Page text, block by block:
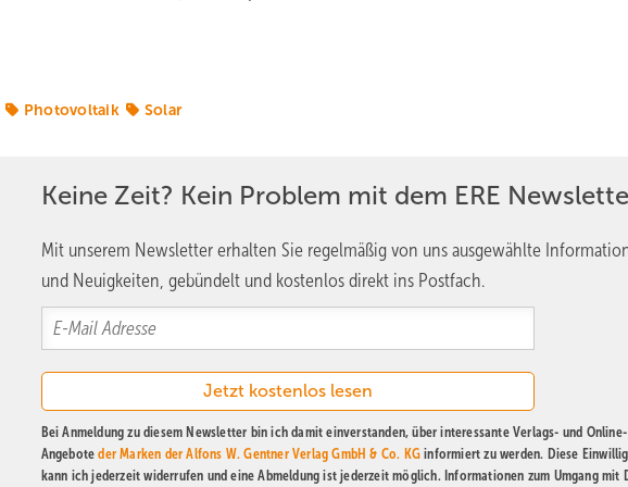
Photovoltaik Solar
Keine Zeit? Kein Problem mit dem ERE
Mit unserem Newsletter erhalten Sie regelmäßig von uns ausgewählte
und Neuigkeiten, gebündelt und kostenlos direkt ins Postfach.
Bei Anmeldung zu diesem Newsletter bin ich damit einverstanden, über interessante Verlags- und Online-
Angeboteder Marken der Alfons W. Gentner Verlag GmbH & Co. KG informiert zu werden. Diese
kann ich jederzeit widerrufen und eine Abmeldung ist jederzeit möglich. Informationen zum Umgang mit